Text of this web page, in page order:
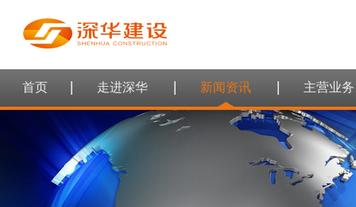
首页 走进深华 新闻资讯 主营业务